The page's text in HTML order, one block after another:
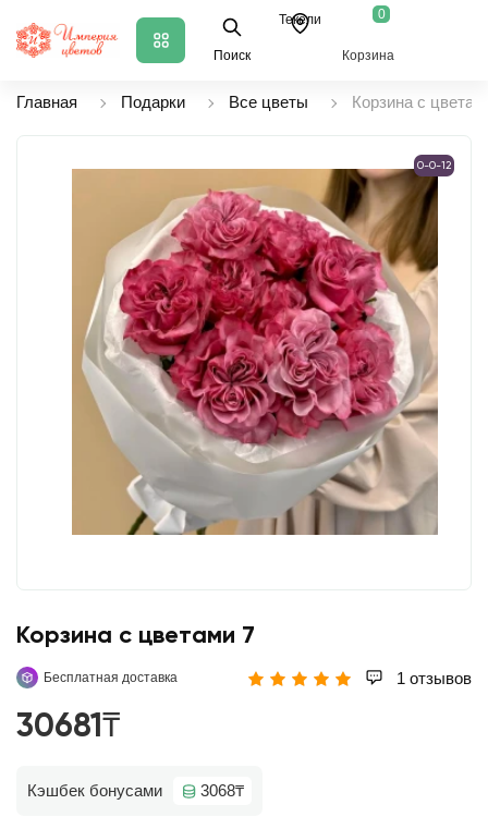
Поиск
Текели 0
Корзина
Главная Подарки Все цветы Корзина с
0-0-12
Корзина с цветами 7
Бесплатная доставка 1 отзывов
30681₸
Кэшбек бонусами 3068₸